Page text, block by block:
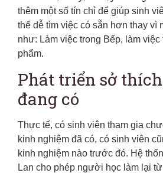
thêm một số tín chỉ để giúp sinh
thể dễ tìm việc có sẵn hơn thay vì
như: Làm việc trong Bếp, làm
phẩm.
Phát triển sở
đang có
Thực tế, có sinh viên tham gia
kinh nghiệm đã có, có sinh viên
kinh nghiệm nào trước đó. Hệ
Lan cho phép người học làm lại